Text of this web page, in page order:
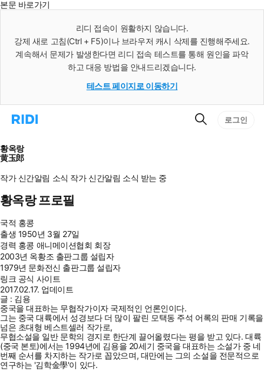
본문 바로가기
리디 접속이 원활하지 않습니다.
강제 새로 고침(Ctrl + F5)이나 브라우저 캐시 삭제를 진행해주세요.
계속해서 문제가 발생한다면 리디 접속 테스트를 통해 원인을 파악
하고 대응 방법을 안내드리겠습니다.
테스트 페이지로 이동하기
리
으
로
동
검
로그인
황옥랑
黄玉郎
작가 신간알림 소식 작가 신간알림 소식 받는 중
황옥랑 프로필
국적 홍콩
출생 1950년 3월 27일
경력 홍콩 애니메이션협회 회장
2003년 옥황조 출판그룹 설립자
1979년 문화전신 출판그룹 설립자
링크 공식 사이트
2017.02.17. 업데이트
글 : 김용
중국을 대표하는 무협작가이자 국제적인 언론인이다.
그는 중국 대륙에서 성경보다 더 많이 팔린 모택동 주석 어록의 판매 기록을
넘은 초대형 베스트셀러 작가로,
무협소설을 일반 문학의 경지로 한단계 끌어올렸다는 평을 받고 있다. 대륙
(중국 본토)에서는 1994년에 김용을 20세기 중국을 대표하는 소설가 중 네
번째 순서를 차지하는 작가로 꼽았으며, 대만에는 그의 소설을 전문적으로
연구하는 '김학金學'이 있다.